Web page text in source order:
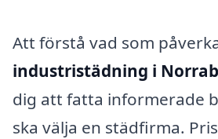
Att förstå vad som
industristädning i
dig att fatta informerade
ska välja en städfirma.